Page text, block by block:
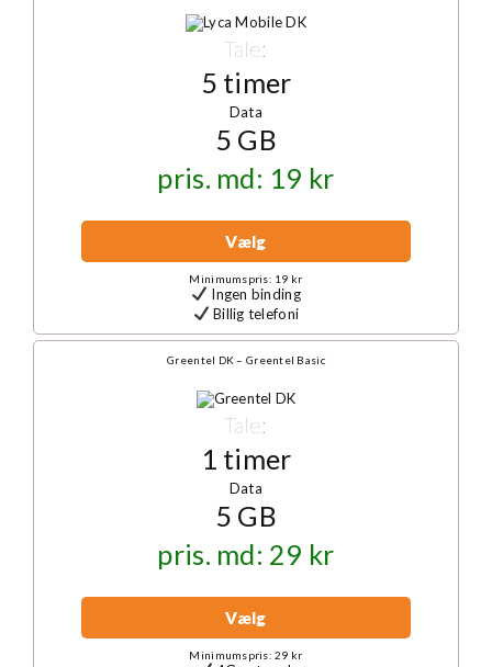
Tale:
5 timer
Data
5 GB
pris. md: 19 kr
Vælg
Minimumspris: 19 kr
Ingen binding
Billig telefoni
Greentel DK – Greentel Basic
Tale:
1 timer
Data
5 GB
pris. md: 29 kr
Vælg
Minimumspris: 29 kr